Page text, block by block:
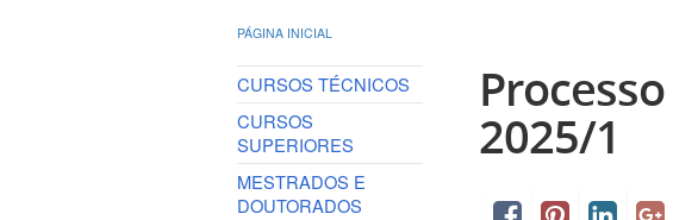
PÁGINA INICIAL
CURSOS TÉCNICOS
CURSOS
SUPERIORES
MESTRADOS E
DOUTORADOS
2025/1